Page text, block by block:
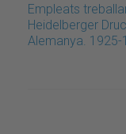
Empleats
Heidelberger
Alemanya. 1925-